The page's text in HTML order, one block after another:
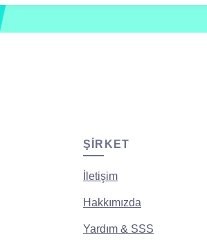
ŞIRKET
İletişim
Hakkımızda
Yardım & SSS